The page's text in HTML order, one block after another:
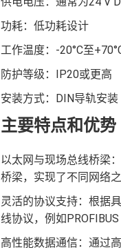
功耗：低功耗设计
工作温度：-20°C至
防护等级：IP20或更高
安装方式：DIN导轨安装
主要特点和优势
以太网与现场总线桥梁
桥梁，实现了不同网络
灵活的协议支持：根据
线协议，例如
高性能数据通信：通过